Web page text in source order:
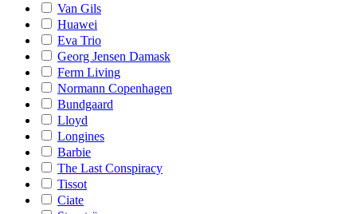
Van Gils
Huawei
Eva Trio
Georg Jensen Damask
Ferm Living
Normann Copenhagen
Bundgaard
Lloyd
Longines
Barbie
The Last Conspiracy
Tissot
Ciate